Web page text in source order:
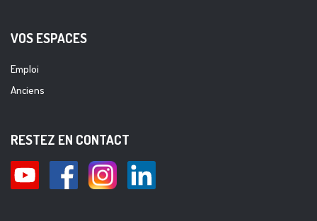
VOS ESPACES
Emploi
Anciens
RESTEZ EN CONTACT